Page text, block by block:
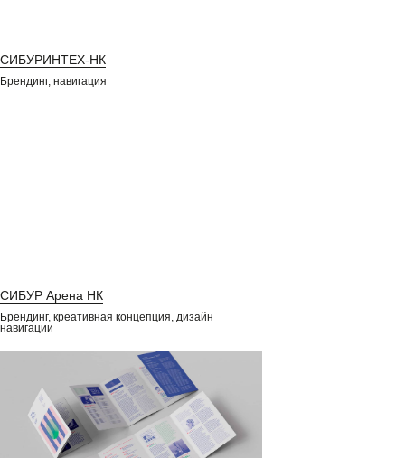
СИБУРИНТЕХ-НК
Брендинг, навигация
СИБУР Арена НК
Брендинг, креативная концепция, дизайн
навигации